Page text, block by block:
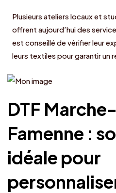
Plusieurs ateliers locaux et
offrent aujourd’hui des
est conseillé de vérifier leur
leurs textiles pour garantir un
DTF
Famenne :
idéale pour